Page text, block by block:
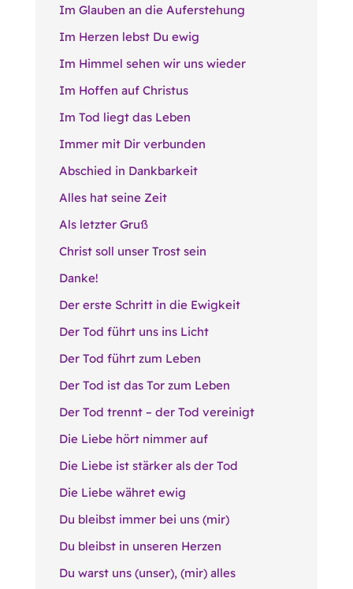
Im Glauben an die Auferstehung
Im Herzen lebst Du ewig
Im Himmel sehen wir uns wieder
Im Hoffen auf Christus
Im Tod liegt das Leben
Immer mit Dir verbunden
Abschied in Dankbarkeit
Alles hat seine Zeit
Als letzter Gruß
Christ soll unser Trost sein
Danke!
Der erste Schritt in die Ewigkeit
Der Tod führt uns ins Licht
Der Tod führt zum Leben
Der Tod ist das Tor zum Leben
Der Tod trennt – der Tod vereinigt
Die Liebe hört nimmer auf
Die Liebe ist stärker als der Tod
Die Liebe währet ewig
Du bleibst immer bei uns (mir)
Du bleibst in unseren Herzen
Du warst uns (unser), (mir) alles